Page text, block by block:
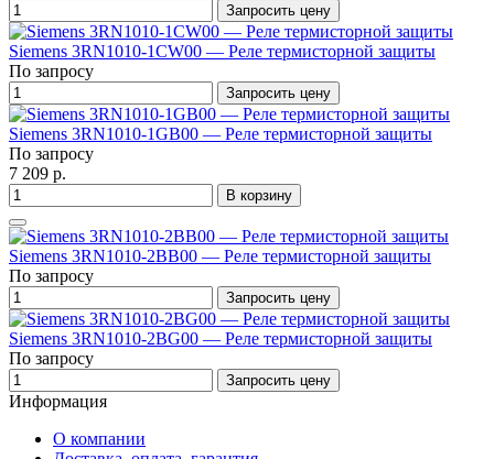
Запросить цену
Siemens 3RN1010-1CW00 — Реле термисторной защиты
По запросу
Запросить цену
Siemens 3RN1010-1GB00 — Реле термисторной защиты
По запросу
7 209 р.
В корзину
Siemens 3RN1010-2BB00 — Реле термисторной защиты
По запросу
Запросить цену
Siemens 3RN1010-2BG00 — Реле термисторной защиты
По запросу
Запросить цену
Информация
О компании